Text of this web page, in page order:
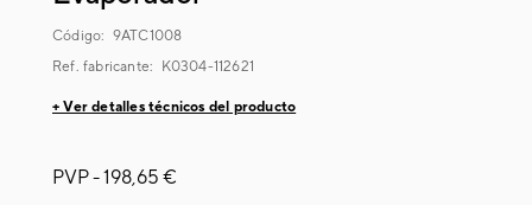
Código: 9ATC1008
Ref. fabricante:
K0304-112621
+ Ver detalles técnicos del producto
PVP -198,65 €